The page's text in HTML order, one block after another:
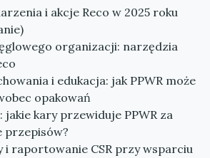
i akcje Reco w 2025 roku
organizacji: narzędzia
i edukacja: jak PPWR może
opakowań
kary przewiduje PPWR za
przepisów?
i raportowanie CSR przy wsparciu